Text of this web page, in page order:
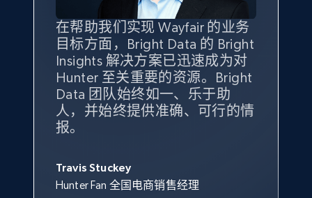
eBay - Collect products from shops on eBay
URL, Product id, Title, Seller name, Seller rating,
Seller reviews, Breadcrumbs, Root category, and
more.
在帮助我们实现 Wayfair 的业务
目标方面，Bright Data 的 Bright
Insights 解决方案已迅速成为对
Hunter 至关重要的资源。Bright
Data 团队始终如一、乐于助
人，并始终提供准确、可行的情
报。
Travis Stuckey
Hunter Fan 全国电商销售经理
Bright Insights 的数据极大地支
持了我们公司的目标。每个产品
类别的市场份额帮助我们以主要
竞争对手为基准，而供应商的销
售情况则从战术上帮助我们的营
销团队扩大产品种类。
Overstock 的客户战略与洞察总监
我们之所以选择 Bright
Insights，是因为它能够跟踪销
售情况，并绘制对我们业务至关
重要的竞争产品类别图。
Yael Fridman
Keter 的市场总监
借助 Bright Data 的解决方案，
我们获得了对市场领域、产品、
竞争格局以及消费者行为趋势的
独特且全面的洞察。
Beverly Taylor
Kingston Brass, Inc. 商品规划总监